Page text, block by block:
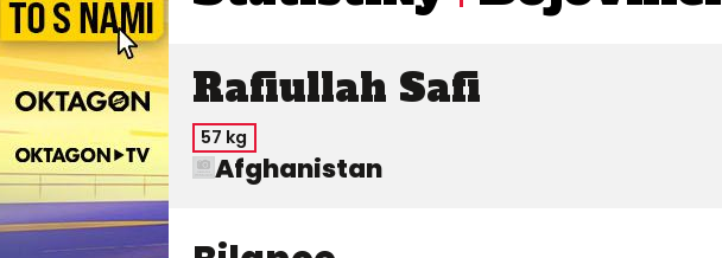
Rafiullah Safi
57 kg
Afghanistan